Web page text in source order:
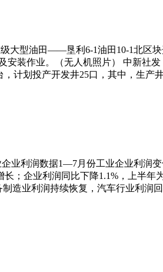
型油田——垦利6-1油田10-1北区块
安装作业。（无人机照片） 中新
计划投产开发井25口，其中，生产
利润数据1—7月份工业企业利润
企业利润同比下降1.1%，上半年
造业利润持续恢复，汽车行业利润